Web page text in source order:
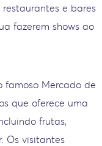
e bares
fazerem shows ao
famoso Mercado de
que oferece uma
frutas,
Os visitantes